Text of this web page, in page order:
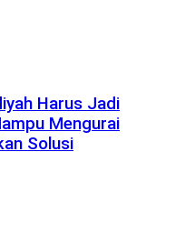
Harus Jadi
Mengurai
Solusi